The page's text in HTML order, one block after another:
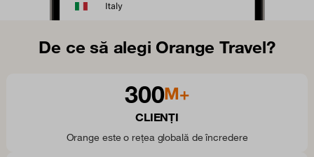
De ce să alegi Orange Travel?
300M+
CLIENȚI
Orange este o rețea globală de încredere